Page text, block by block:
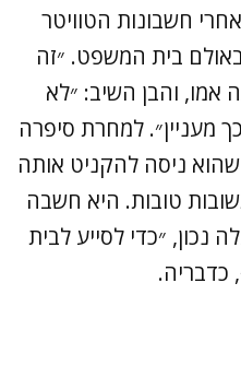
חשבונות הטוויטר
בית המשפט. ״זה
והבן השיב: ״לא
מעניין״. למחרת סיפרה
ניסה להקניט אותה
טובות. היא חשבה
נכון, ״כדי לסייע לבית